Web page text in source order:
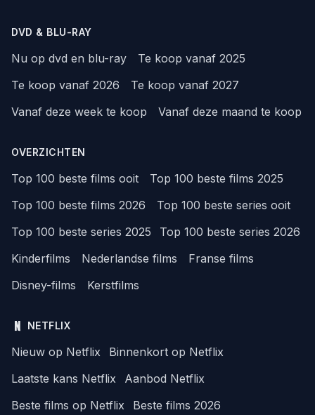
DVD & BLU-RAY
Nu op dvd en blu-ray
Te koop vanaf 2025
Te koop vanaf 2026
Te koop vanaf 2027
Vanaf deze week te koop
Vanaf deze maand te koop
OVERZICHTEN
Top 100 beste films ooit
Top 100 beste films 2025
Top 100 beste films 2026
Top 100 beste series ooit
Top 100 beste series 2025
Top 100 beste series 2026
Kinderfilms
Nederlandse films
Franse films
Disney-films
Kerstfilms
NETFLIX
Nieuw op Netflix
Binnenkort op Netflix
Laatste kans Netflix
Aanbod Netflix
Beste films op Netflix
Beste films 2026